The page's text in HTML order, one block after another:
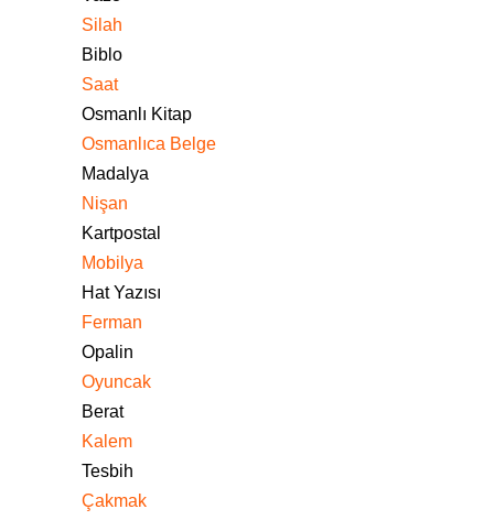
Silah
Biblo
Saat
Osmanlı Kitap
Osmanlıca Belge
Madalya
Nişan
Kartpostal
Mobilya
Hat Yazısı
Ferman
Opalin
Oyuncak
Berat
Kalem
Tesbih
Çakmak